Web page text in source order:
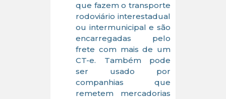
que fazem o transporte
rodoviário interestadual
ou intermunicipal e são
encarregadas pelo
frete com mais de um
CT-e. Também pode
ser usado por
companhias que
remetem mercadorias